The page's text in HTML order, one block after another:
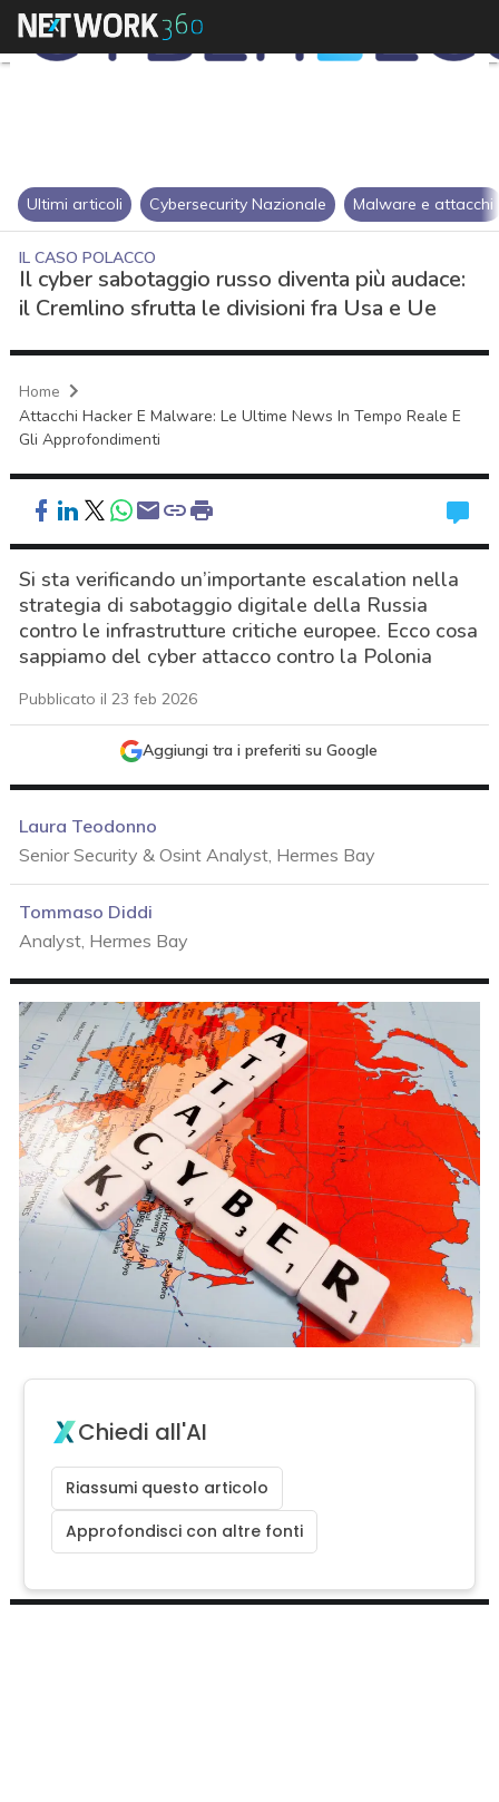
Ultimi articoli Cybersecurity Nazionale Malware e attacchi
IL CASO POLACCO
Il cyber sabotaggio russo diventa più audace:
il Cremlino sfrutta le divisioni fra Usa e Ue
Home
Attacchi Hacker E Malware: Le Ultime News In Tempo Reale E
Gli Approfondimenti
Si sta verificando un’importante escalation nella
strategia di sabotaggio digitale della Russia
contro le infrastrutture critiche europee. Ecco cosa
sappiamo del cyber attacco contro la Polonia
Pubblicato il 23 feb 2026
Aggiungi tra i preferiti su Google
Laura Teodonno
Senior Security & Osint Analyst, Hermes Bay
Tommaso Diddi
Analyst, Hermes Bay
Chiedi all'AI
Riassumi questo articolo
Approfondisci con altre fonti